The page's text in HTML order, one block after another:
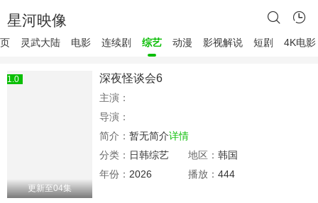
星河映像
灵武大陆 电影 连续剧 综艺 动漫 影视解说 短剧 4K电影
1.0
更新至04集
深夜怪谈会6
主演：
导演：
简介： 暂无简介详情
分类： 日韩综艺 地区： 韩国
年份： 2026 播放： 444